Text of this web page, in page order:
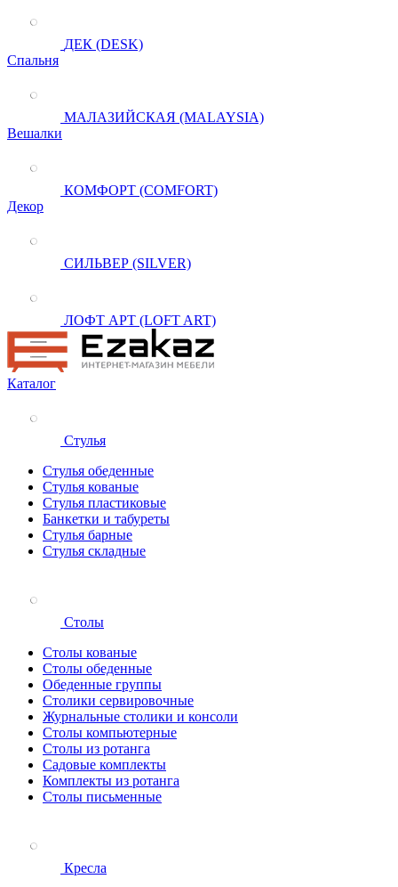
ДЕК (DESK)
Спальня
МАЛАЗИЙСКАЯ (MALAYSIA)
Вешалки
КОМФОРТ (COMFORT)
Декор
СИЛЬВЕР (SILVER)
ЛОФТ АРТ (LOFT ART)
Каталог
Стулья
Стулья обеденные
Стулья кованые
Стулья пластиковые
Банкетки и табуреты
Стулья барные
Стулья складные
Столы
Столы кованые
Столы обеденные
Обеденные группы
Столики сервировочные
Журнальные столики и консоли
Столы компьютерные
Столы из ротанга
Садовые комплекты
Комплекты из ротанга
Столы письменные
Кресла